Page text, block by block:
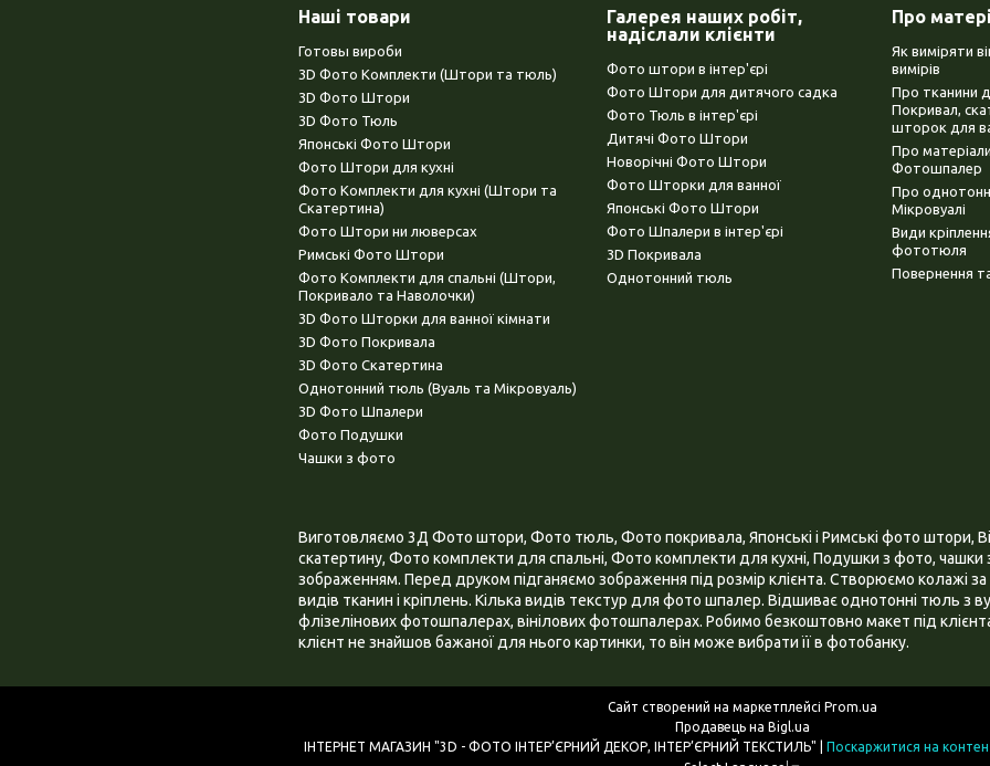
Наші товари
Готовы вироби
3D Фото Комплекти (Штори та тюль)
3D Фото Штори
3D Фото Тюль
Японські Фото Штори
Фото Штори для кухні
Фото Комплекти для кухні (Штори та
Скатертина)
Фото Штори ни люверсах
Римські Фото Штори
Фото Комплекти для спальні (Штори,
Покривало та Наволочки)
3D Фото Шторки для ванної кімнати
3D Фото Покривала
3D Фото Скатертина
Однотонний тюль (Вуаль та Мікровуаль)
3D Фото Шпалери
Фото Подушки
Чашки з фото
Галерея наших робіт,
надіслали клієнти
Фото штори в інтер'єрі
Фото Штори для дитячого садка
Фото Тюль в інтер'єрі
Дитячі Фото Штори
Новорічні Фото Штори
Фото Шторки для ванної
Японські Фото Штори
Фото Шпалери в інтер'єрі
3D Покривала
Однотонний тюль
Про
Як виміряти
вимірів
Про тканини
Покривал,
шторок для
Про
Фотошпалер
Про
Мікровуалі
Види
фототюля
Повернення
Виготовляємо 3Д Фото штори, Фото тюль, Фото покривала, Японські і Римські фото штори,
скатертину, Фото комплекти для спальні, Фото комплекти для кухні, Подушки з фото, чашки
зображенням. Перед друком підганяємо зображення під розмір клієнта. Створюємо колажі
видів тканин і кріплень. Кілька видів текстур для фото шпалер. Відшиває однотонні тюль з
флізелінових фотошпалерах, вінілових фотошпалерах. Робимо безкоштовно макет під
клієнт не знайшов бажаної для нього картинки, то він може вибрати її в фотобанку.
Сайт створений на маркетплейсі Prom.ua
Продавець на Bigl.ua
Поскаржитися на